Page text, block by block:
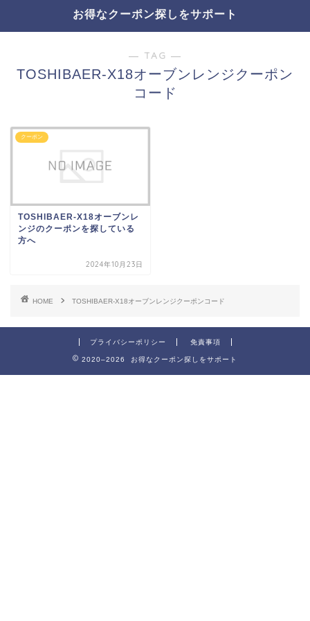
お得なクーポン探しをサポート
― TAG ―
TOSHIBAER-X18オーブンレンジクーポン
コード
クーポン
TOSHIBAER-X18オーブンレ
ンジのクーポンを探している
方へ
2024年10月23日
HOME TOSHIBAER-X18オーブンレンジクーポンコード
プライバシーポリシー 免責事項
2020–2026 お得なクーポン探しをサポート